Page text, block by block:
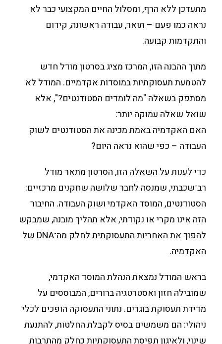
מתעדכן ללא הרף, ומסלול החיים המקצועי כבר לא
נראה כמו פעם – תואר, עבודה ראשונה, קידום
והתקדמות קבועה.
מתוך ההבנה הזו, המרכז מציג בסרטון מודל חדש
להטמעת תעסוקתיות במוסדות אקדמיים. המודל לא
מסתפק בשאלה "מה לומדים הסטודנטים?", אלא
שואל שאלה עמוקה יותר:
האם האקדמיה באמת מכינה את הסטודנטים לשוק
העבודה – כפי שהוא נראה היום?
כדי לענות על השאלה הזו, הסרטון מתאר מודל
רב־שכבתי, שמנסה לחבר שלושה שחקנים מרכזיים:
הסטודנטים, המוסד האקדמי ושוק העבודה. החיבור
הזה אינו מקרי או נקודתי, אלא תהליך מובנה, שמבקש
להפוך את האחריות התעסוקתית לחלק מה־DNA של
האקדמיה.
בראש המודל נמצאת הנהלת המוסד האקדמי,
שמובילה חזון ואסטרטגיה ברורים, המבוססים על
מדידת תעסוקת בוגרים. נתוני התעסוקה הופכים לכלי
ניהולי: הם משמשים בסיס לקבלת החלטות, להתנעת
שינוי, ולאיגון תפיסת התעסוקתיות כחלק מהתרבות